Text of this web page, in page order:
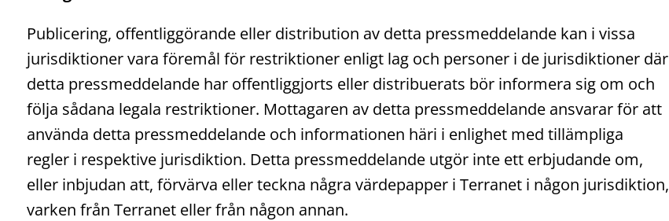
Publicering, offentliggörande eller distribution av detta pressmeddelande kan i vissa
jurisdiktioner vara föremål för restriktioner enligt lag och personer i de jurisdiktioner där
detta pressmeddelande har offentliggjorts eller distribuerats bör informera sig om och
följa sådana legala restriktioner. Mottagaren av detta pressmeddelande ansvarar för att
använda detta pressmeddelande och informationen häri i enlighet med tillämpliga
regler i respektive jurisdiktion. Detta pressmeddelande utgör inte ett erbjudande om,
eller inbjudan att, förvärva eller teckna några värdepapper i Terranet i någon jurisdiktion,
varken från Terranet eller från någon annan.